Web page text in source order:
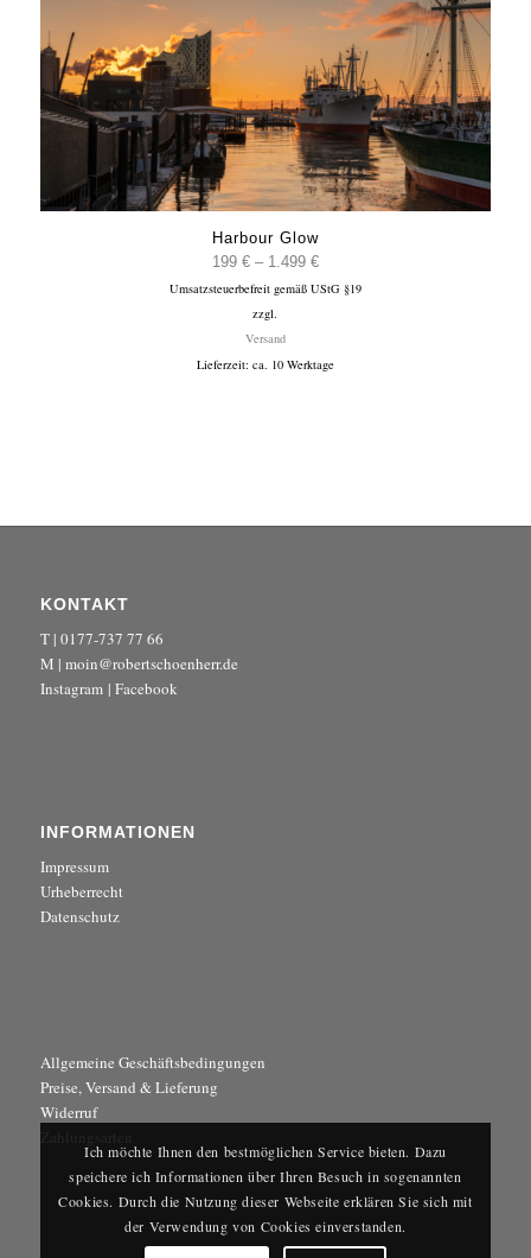
Harbour Glow
199 € – 1.499 €Preisspanne:
199 €
Umsatzsteuerbefreit gemäß UStG §19
zzgl.
Versand
Lieferzeit: ca. 10 Werktage
KONTAKT
T | 0177-737 77 66
M | moin@robertschoenherr.de
Instagram| Facebook
INFORMATIONEN
Impressum
Urheberrecht
Datenschutz
Allgemeine Geschäftsbedingungen
Preise, Versand & Lieferung
Widerruf
Ich möchte Ihnen den bestmöglichen Service bieten. Dazu
speichere ich Informationen über Ihren Besuch in sogenannten
Cookies. Durch die Nutzung dieser Webseite erklären Sie sich mit
der Verwendung von Cookies einverstanden.